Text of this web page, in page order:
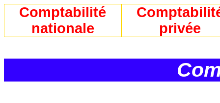
Comptabilité
nationale
privée